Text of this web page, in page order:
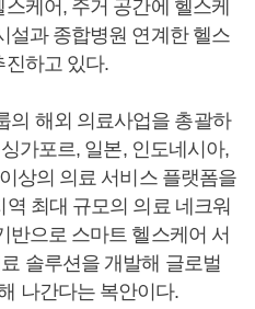
케어, 주거 공간에 헬스케
설과 종합병원 연계한 헬스
진하고 있다.
의 해외 의료사업을 총괄하
가포르, 일본, 인도네시아,
상의 의료 서비스 플랫폼을
최대 규모의 의료 네크워
반으로 스마트 헬스케어 서
솔루션을 개발해 글로벌
나간다는 복안이다.